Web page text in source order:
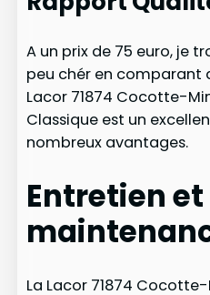
A un prix de 75 euro, je
peu chér en comparant
Lacor 71874 Cocotte-
Classique est un
nombreux avantages.
Entretien et
La Lacor 71874